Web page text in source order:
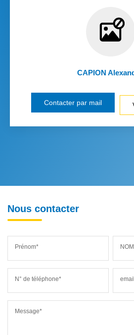
CAPION
Contacter par mail
Nous contacter
Prénom*
N° de téléphone*
Message*